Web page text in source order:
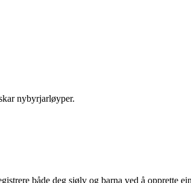
nybyrjarløyper.
både deg sjølv og barna ved å opprette